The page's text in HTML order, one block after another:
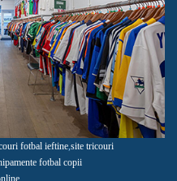
fotbal ieftine site tricouri
fotbal copii